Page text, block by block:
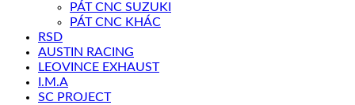
PÁT CNC SUZUKI
PÁT CNC KHÁC
RSD
AUSTIN RACING
LEOVINCE EXHAUST
I.M.A
SC PROJECT